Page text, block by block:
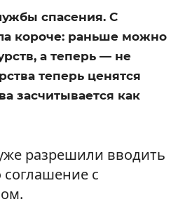
спасения. С
короче: раньше можно
а теперь — не
теперь ценятся
засчитывается как
разрешили вводить
с